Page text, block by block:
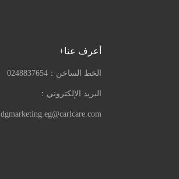
أعرف عنا+
الخط الساخن： 0248837654
البريد الإلكتروني：
dgmarketing.eg@carlcare.com